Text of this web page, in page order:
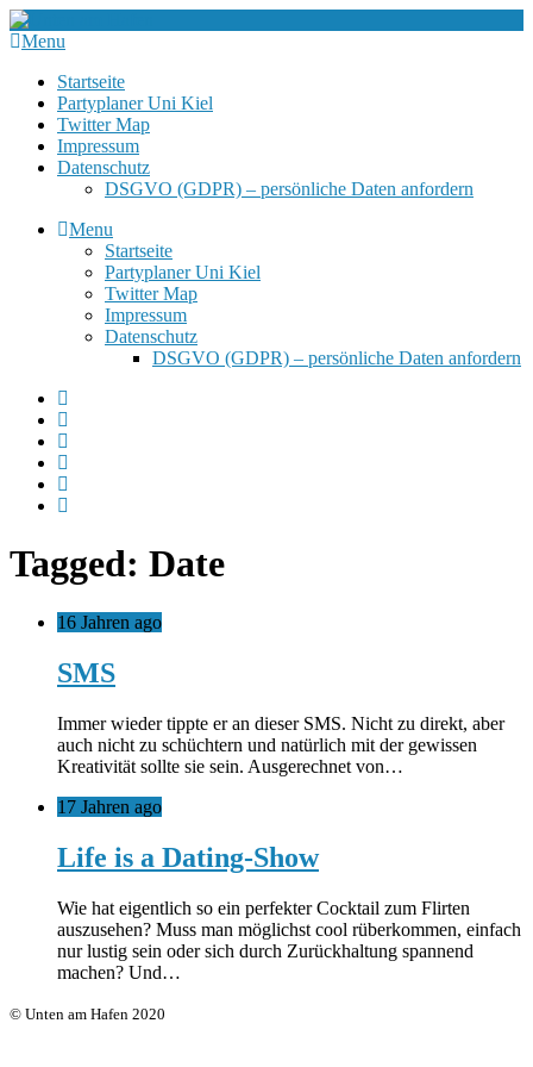
Menu
Startseite
Partyplaner Uni Kiel
Twitter Map
Impressum
Datenschutz
DSGVO (GDPR) – persönliche Daten anfordern
Menu
Startseite
Partyplaner Uni Kiel
Twitter Map
Impressum
Datenschutz
DSGVO (GDPR) – persönliche Daten anfordern
Tagged: Date
16 Jahren ago
SMS
Immer wieder tippte er an dieser SMS. Nicht zu direkt, aber
auch nicht zu schüchtern und natürlich mit der gewissen
Kreativität sollte sie sein. Ausgerechnet von…
17 Jahren ago
Life is a Dating-Show
Wie hat eigentlich so ein perfekter Cocktail zum Flirten
auszusehen? Muss man möglichst cool rüberkommen, einfach
nur lustig sein oder sich durch Zurückhaltung spannend
machen? Und…
© Unten am Hafen 2020